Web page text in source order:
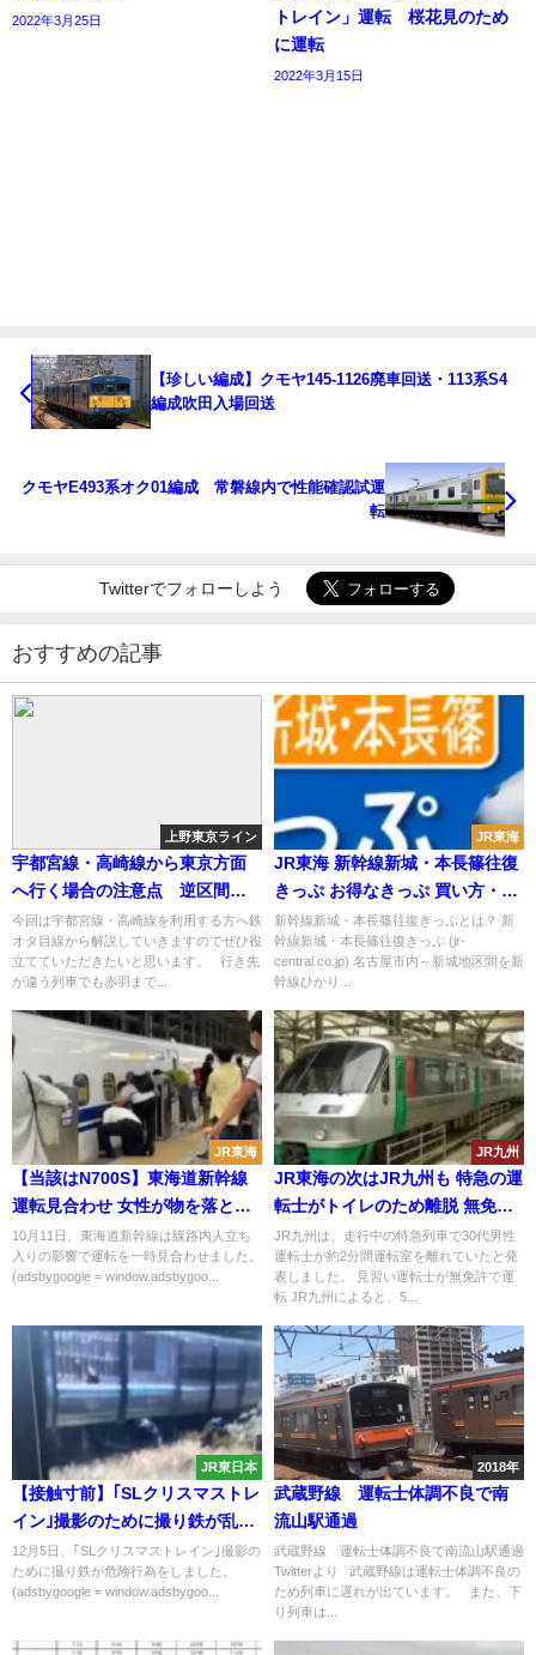
2022年3月25日
トレイン」運転 桜花見のため
に運転
2022年3月15日
【珍しい編成】クモヤ145-1126廃車回送・113系S4
編成吹田入場回送
クモヤE493系オク01編成 常磐線内で性能確認試運
転
Twitterでフォローしよう
おすすめの記事
上野東京ライン
宇都宮線・高崎線から東京方面
へ行く場合の注意点 逆区間も
解説
今回は宇都宮線・高崎線を利用する方へ鉄
オタ目線から解説していきますのでぜひ役
立てていただきたいと思います。 行き先
が違う列車でも赤羽まで...
JR東海
JR東海 新幹線新城・本長篠往復
きっぷ お得なきっぷ 買い方・使
い方・利用法を紹介！
新幹線新城・本長篠往復きっぷとは？ 新
幹線新城・本長篠往復きっぷ (jr-
central.co.jp) 名古屋市内～新城地区間を新
幹線ひかり...
JR東海
【当該はN700S】東海道新幹線
運転見合わせ 女性が物を落とし
て線路に立ち入る
10月11日、東海道新幹線は線路内人立ち
入りの影響で運転を一時見合わせました。
(adsbygoogle = window.adsbygoo...
JR九州
JR東海の次はJR九州も 特急の運
転士がトイレのため離脱 無免許
の見習いが運転
JR九州は、走行中の特急列車で30代男性
運転士が約2分間運転室を離れていたと発
表しました。 見習い運転士が無免許で運
転 JR九州によると、5...
JR東日本
【接触寸前】｢SLクリスマストレ
イン｣撮影のために撮り鉄が乱入
列車に最接近し危険な撮影 今後
中止の可能性も
12月5日、｢SLクリスマストレイン｣撮影の
ために撮り鉄が危険行為をしました。
(adsbygoogle = window.adsbygoo...
2018年
武蔵野線 運転士体調不良で南
流山駅通過
武蔵野線 運転士体調不良で南流山駅通過
Twitterより 武蔵野線は運転士体調不良の
ため列車に遅れが出ています。 また、下
り列車は...